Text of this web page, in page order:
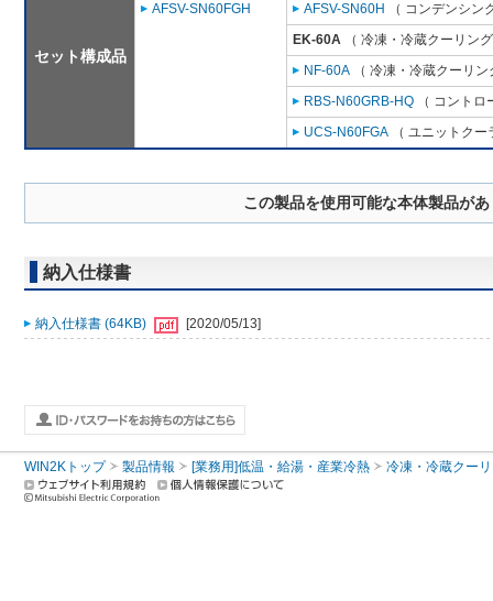
セット構成品
AFSV-SN60FGH
AFSV-SN60H
（ コンデンシン
EK-60A （ 冷凍・冷蔵クーリン
NF-60A （ 冷凍・冷蔵クーリ
RBS-N60GRB-HQ （ コント
UCS-N60FGA （ ユニットク
この製品を使用可能な本体製品が
納入仕様書
納入仕様書 (64KB) [2020/05/13]
WIN2Kトップ 製品情報 [業務用]低温・給湯・産業冷熱 冷凍・冷蔵クー